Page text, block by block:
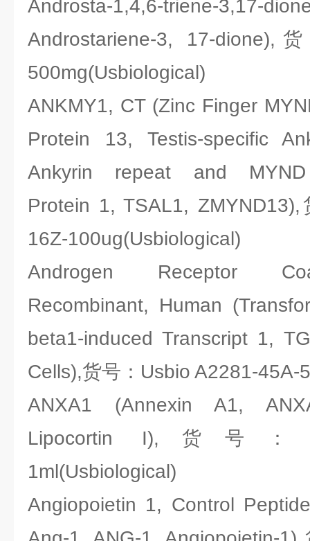
Androsta-1,4,6-triene-
Androstariene-3, 17-dione),
500mg(Usbiological)
ANKMY1, CT (Zinc Finger
Protein 13, Testis-specific
Ankyrin repeat and MYND
Protein 1, TSAL1,
16Z-100ug(Usbiological)
Androgen Receptor
Recombinant, Human
beta1-induced Transcript 1,
Cells),货号：Usbio A2281-45A-
ANXA1 (Annexin A1,
Lipocortin I),货号：
1ml(Usbiological)
Angiopoietin 1, Control